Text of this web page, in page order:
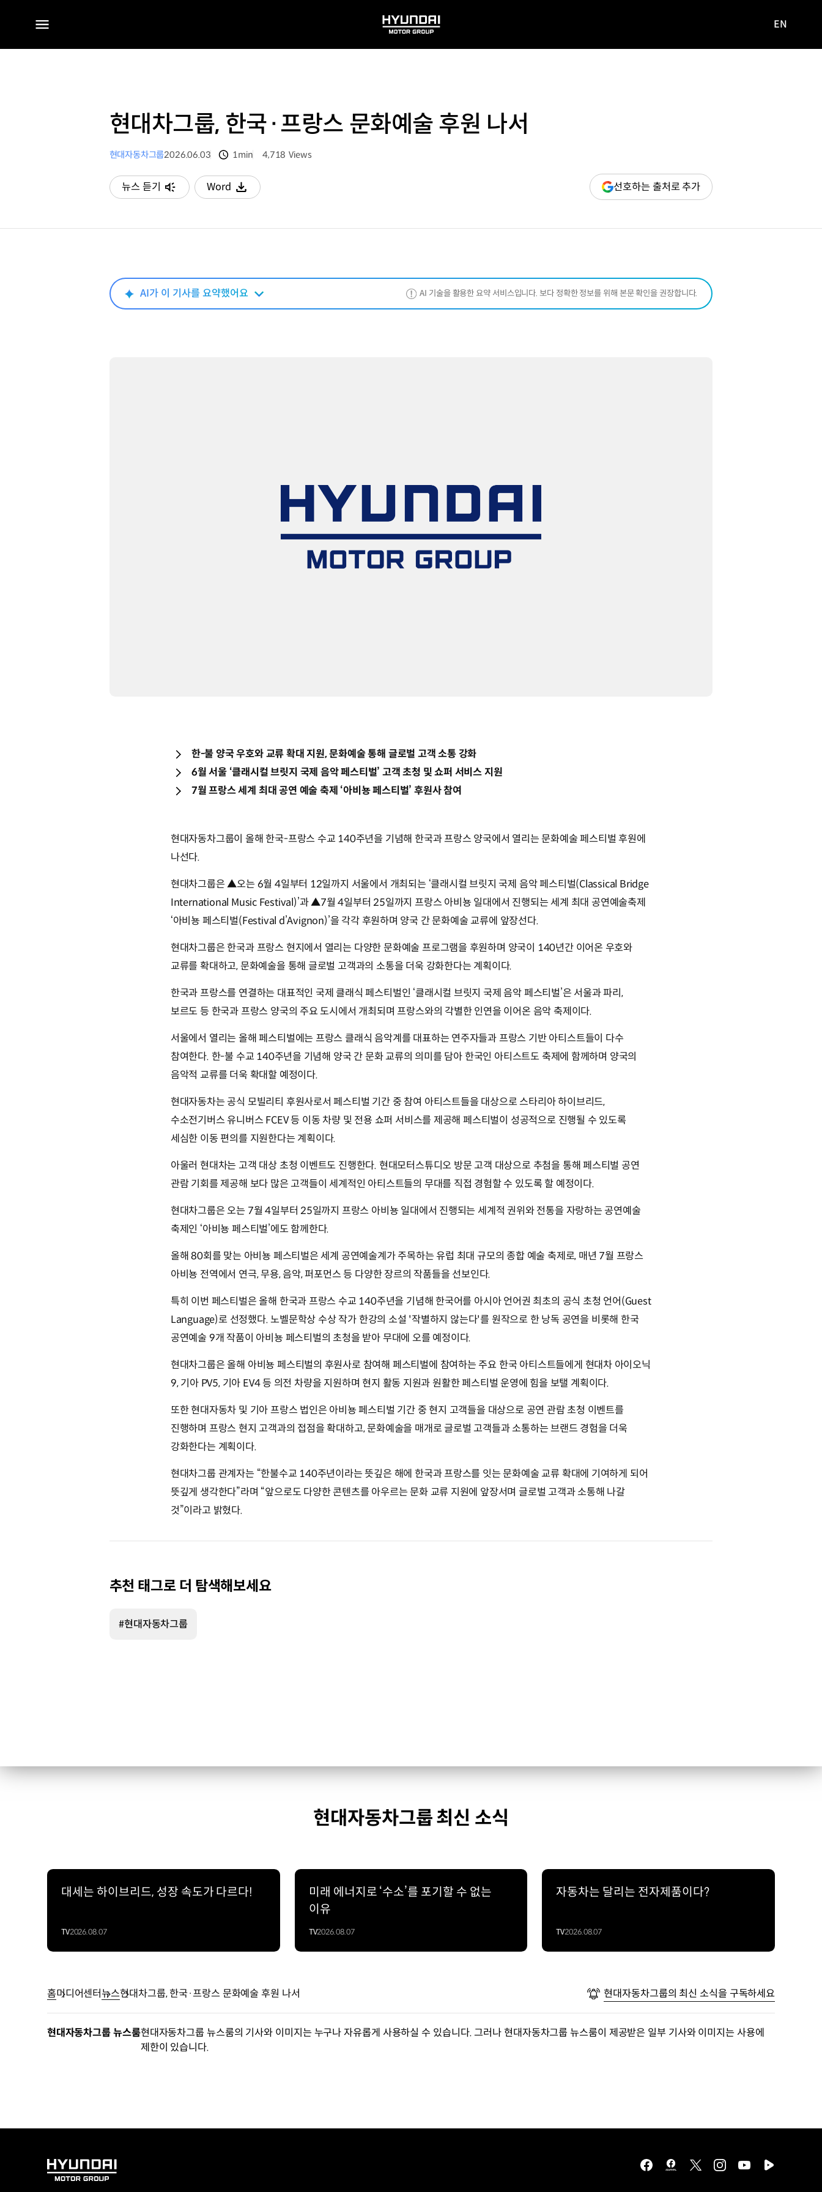
전체
HYUNDAI
MOTOR
사이트로
EN
현대차그룹, 한국·프랑스 문화예술 후원 나서
현대자동차그룹2026.06.03 1min 4,718 Views
뉴스 듣기 Word
다운로드
선호하는 출처로 추가(새
창
AI가 이 기사를 요약했어요 AI 기술을 활용한 요약 서비스입니다. 보다 정확한 정보를 위해 본문 확인을 권장합니다.
한-불 양국 우호와 교류 확대 지원, 문화예술 통해 글로벌 고객 소통 강화
6월 서울 ‘클래시컬 브릿지 국제 음악 페스티벌’ 고객 초청 및 쇼퍼 서비스 지원
7월 프랑스 세계 최대 공연 예술 축제 ‘아비뇽 페스티벌’ 후원사 참여
현대자동차그룹이 올해 한국-프랑스 수교 140주년을 기념해 한국과 프랑스 양국에서 열리는 문화예술 페스티벌 후원에
나선다.
현대차그룹은 ▲오는 6월 4일부터 12일까지 서울에서 개최되는 ‘클래시컬 브릿지 국제 음악 페스티벌(Classical Bridge
International Music Festival)’과 ▲7월 4일부터 25일까지 프랑스 아비뇽 일대에서 진행되는 세계 최대 공연예술축제
‘아비뇽 페스티벌(Festival d’Avignon)’을 각각 후원하며 양국 간 문화예술 교류에 앞장선다.
현대차그룹은 한국과 프랑스 현지에서 열리는 다양한 문화예술 프로그램을 후원하며 양국이 140년간 이어온 우호와
교류를 확대하고, 문화예술을 통해 글로벌 고객과의 소통을 더욱 강화한다는 계획이다.
한국과 프랑스를 연결하는 대표적인 국제 클래식 페스티벌인 ‘클래시컬 브릿지 국제 음악 페스티벌’은 서울과 파리,
보르도 등 한국과 프랑스 양국의 주요 도시에서 개최되며 프랑스와의 각별한 인연을 이어온 음악 축제이다.
서울에서 열리는 올해 페스티벌에는 프랑스 클래식 음악계를 대표하는 연주자들과 프랑스 기반 아티스트들이 다수
참여한다. 한-불 수교 140주년을 기념해 양국 간 문화 교류의 의미를 담아 한국인 아티스트도 축제에 함께하며 양국의
음악적 교류를 더욱 확대할 예정이다.
현대자동차는 공식 모빌리티 후원사로서 페스티벌 기간 중 참여 아티스트들을 대상으로 스타리아 하이브리드,
수소전기버스 유니버스 FCEV 등 이동 차량 및 전용 쇼퍼 서비스를 제공해 페스티벌이 성공적으로 진행될 수 있도록
세심한 이동 편의를 지원한다는 계획이다.
아울러 현대차는 고객 대상 초청 이벤트도 진행한다. 현대모터스튜디오 방문 고객 대상으로 추첨을 통해 페스티벌 공연
관람 기회를 제공해 보다 많은 고객들이 세계적인 아티스트들의 무대를 직접 경험할 수 있도록 할 예정이다.
현대차그룹은 오는 7월 4일부터 25일까지 프랑스 아비뇽 일대에서 진행되는 세계적 권위와 전통을 자랑하는 공연예술
축제인 ‘아비뇽 페스티벌’에도 함께한다.
올해 80회를 맞는 아비뇽 페스티벌은 세계 공연예술계가 주목하는 유럽 최대 규모의 종합 예술 축제로, 매년 7월 프랑스
아비뇽 전역에서 연극, 무용, 음악, 퍼포먼스 등 다양한 장르의 작품들을 선보인다.
특히 이번 페스티벌은 올해 한국과 프랑스 수교 140주년을 기념해 한국어를 아시아 언어권 최초의 공식 초청 언어(Guest
Language)로 선정했다. 노벨문학상 수상 작가 한강의 소설 '작별하지 않는다'를 원작으로 한 낭독 공연을 비롯해 한국
공연예술 9개 작품이 아비뇽 페스티벌의 초청을 받아 무대에 오를 예정이다.
현대차그룹은 올해 아비뇽 페스티벌의 후원사로 참여해 페스티벌에 참여하는 주요 한국 아티스트들에게 현대차 아이오닉
9, 기아 PV5, 기아 EV4 등 의전 차량을 지원하며 현지 활동 지원과 원활한 페스티벌 운영에 힘을 보탤 계획이다.
또한 현대자동차 및 기아 프랑스 법인은 아비뇽 페스티벌 기간 중 현지 고객들을 대상으로 공연 관람 초청 이벤트를
진행하며 프랑스 현지 고객과의 접점을 확대하고, 문화예술을 매개로 글로벌 고객들과 소통하는 브랜드 경험을 더욱
강화한다는 계획이다.
현대차그룹 관계자는 “한불수교 140주년이라는 뜻깊은 해에 한국과 프랑스를 잇는 문화예술 교류 확대에 기여하게 되어
뜻깊게 생각한다”라며 “앞으로도 다양한 콘텐츠를 아우르는 문화 교류 지원에 앞장서며 글로벌 고객과 소통해 나갈
것”이라고 밝혔다.
추천 태그로 더 탐색해보세요
#현대자동차그룹
현대자동차그룹 최신 소식
대세는 하이브리드, 성장 속도가 다르다!
TV2026.08.07
미래 에너지로 ‘수소’를 포기할 수 없는
이유
TV2026.08.07
자동차는 달리는 전자제품이다?
TV2026.08.07
홈미디어센터뉴스현대차그룹, 한국·프랑스 문화예술 후원 나서 현대자동차그룹의 최신 소식을 구독하세요
현대자동차그룹 뉴스룸현대자동차그룹 뉴스룸의 기사와 이미지는 누구나 자유롭게 사용하실 수 있습니다. 그러나 현대자동차그룹 뉴스룸이 제공받은 일부 기사와 이미지는 사용에
제한이 있습니다.
HYUNDAI
facebook
hmg
twitterinstagramyoutubenaver